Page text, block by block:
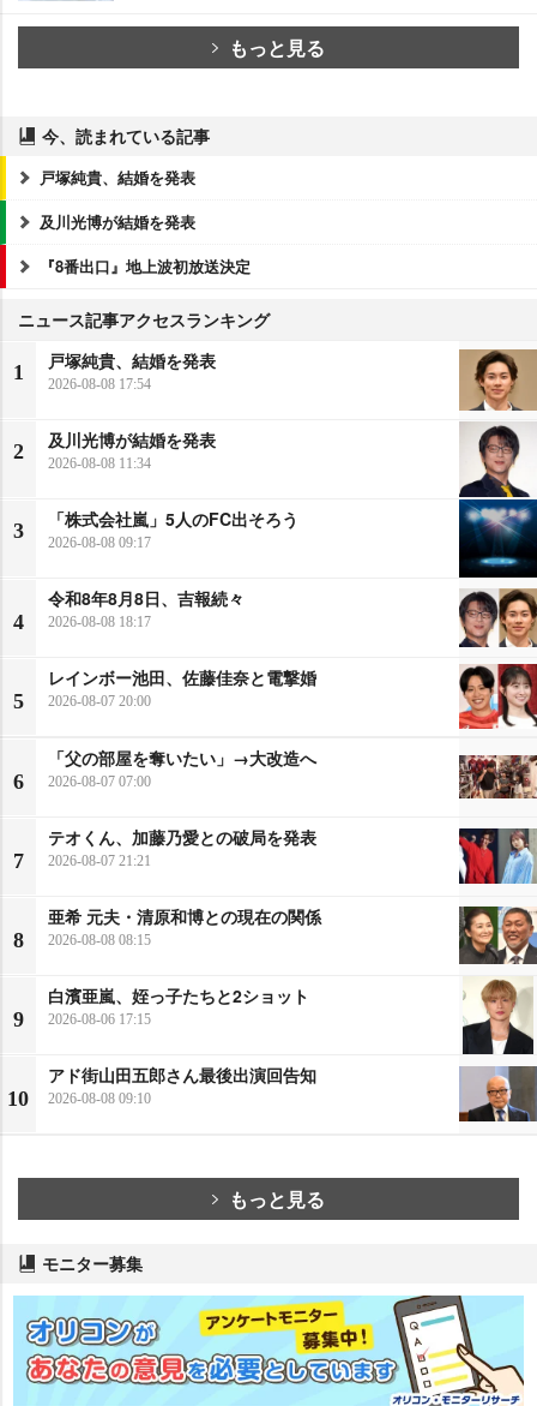
もっと見る
今、読まれている記事
戸塚純貴、結婚を発表
及川光博が結婚を発表
『8番出口』地上波初放送決定
ニュース記事アクセスランキング
1
戸塚純貴、結婚を発表
2026-08-08 17:54
2
及川光博が結婚を発表
2026-08-08 11:34
3
「株式会社嵐」5人のFC出そろう
2026-08-08 09:17
4
令和8年8月8日、吉報続々
2026-08-08 18:17
5
レインボー池田、佐藤佳奈と電撃婚
2026-08-07 20:00
6
「父の部屋を奪いたい」→大改造へ
2026-08-07 07:00
7
テオくん、加藤乃愛との破局を発表
2026-08-07 21:21
8
亜希 元夫・清原和博との現在の関係
2026-08-08 08:15
9
白濱亜嵐、姪っ子たちと2ショット
2026-08-06 17:15
10
アド街山田五郎さん最後出演回告知
2026-08-08 09:10
もっと見る
モニター募集